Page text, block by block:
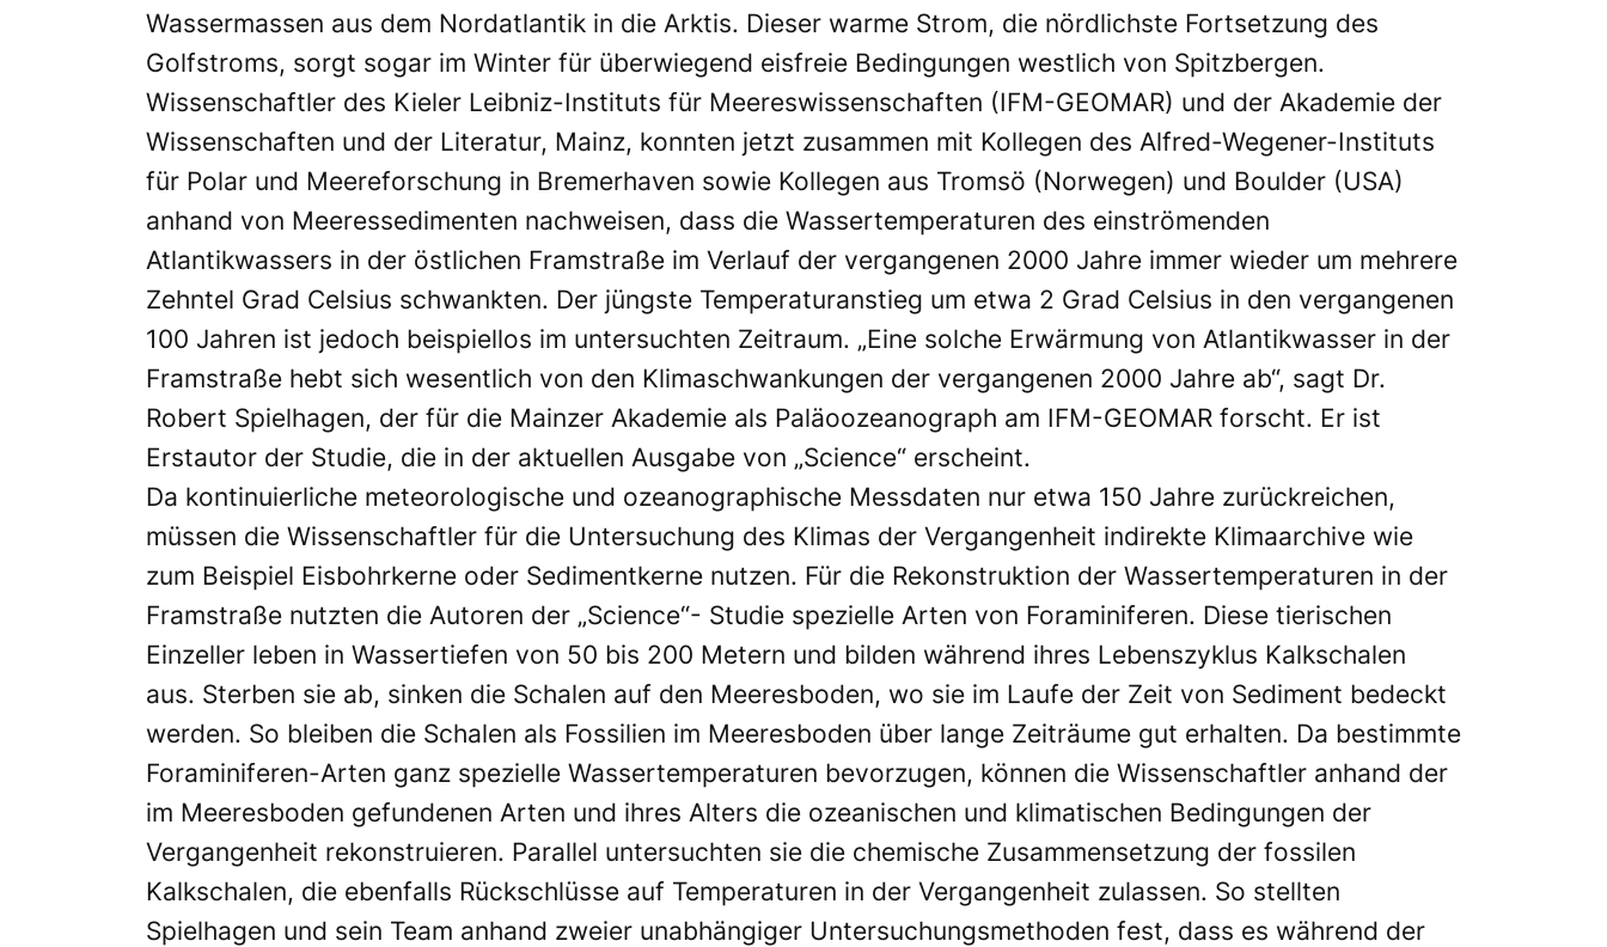
Wassermassen aus dem Nordatlantik in die Arktis. Dieser warme Strom, die nördlichste Fortsetzung des
Golfstroms, sorgt sogar im Winter für überwiegend eisfreie Bedingungen westlich von Spitzbergen.
Wissenschaftler des Kieler Leibniz-Instituts für Meereswissenschaften (IFM-GEOMAR) und der Akademie der
Wissenschaften und der Literatur, Mainz, konnten jetzt zusammen mit Kollegen des Alfred-Wegener-Instituts
für Polar und Meereforschung in Bremerhaven sowie Kollegen aus Tromsö (Norwegen) und Boulder (USA)
anhand von Meeressedimenten nachweisen, dass die Wassertemperaturen des einströmenden
Atlantikwassers in der östlichen Framstraße im Verlauf der vergangenen 2000 Jahre immer wieder um mehrere
Zehntel Grad Celsius schwankten. Der jüngste Temperaturanstieg um etwa 2 Grad Celsius in den vergangenen
100 Jahren ist jedoch beispiellos im untersuchten Zeitraum. „Eine solche Erwärmung von Atlantikwasser in der
Framstraße hebt sich wesentlich von den Klimaschwankungen der vergangenen 2000 Jahre ab“, sagt Dr.
Robert Spielhagen, der für die Mainzer Akademie als Paläoozeanograph am IFM-GEOMAR forscht. Er ist
Erstautor der Studie, die in der aktuellen Ausgabe von „Science“ erscheint.
Da kontinuierliche meteorologische und ozeanographische Messdaten nur etwa 150 Jahre zurückreichen,
müssen die Wissenschaftler für die Untersuchung des Klimas der Vergangenheit indirekte Klimaarchive wie
zum Beispiel Eisbohrkerne oder Sedimentkerne nutzen. Für die Rekonstruktion der Wassertemperaturen in der
Framstraße nutzten die Autoren der „Science“- Studie spezielle Arten von Foraminiferen. Diese tierischen
Einzeller leben in Wassertiefen von 50 bis 200 Metern und bilden während ihres Lebenszyklus Kalkschalen
aus. Sterben sie ab, sinken die Schalen auf den Meeresboden, wo sie im Laufe der Zeit von Sediment bedeckt
werden. So bleiben die Schalen als Fossilien im Meeresboden über lange Zeiträume gut erhalten. Da bestimmte
Foraminiferen-Arten ganz spezielle Wassertemperaturen bevorzugen, können die Wissenschaftler anhand der
im Meeresboden gefundenen Arten und ihres Alters die ozeanischen und klimatischen Bedingungen der
Vergangenheit rekonstruieren. Parallel untersuchten sie die chemische Zusammensetzung der fossilen
Kalkschalen, die ebenfalls Rückschlüsse auf Temperaturen in der Vergangenheit zulassen. So stellten
Spielhagen und sein Team anhand zweier unabhängiger Untersuchungsmethoden fest, dass es während der